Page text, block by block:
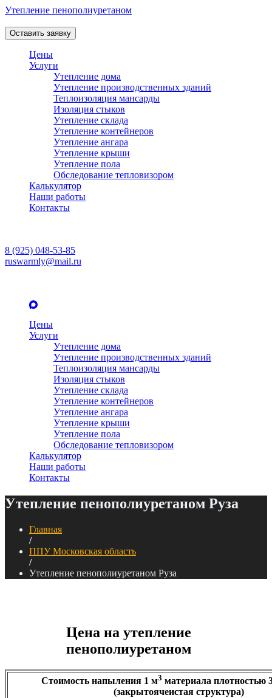
Утепление пенополиуретаном
Оставить заявку
Цены
Услуги
Утепление дома
Утепление производственных зданий
Теплоизоляция мансарды
Изоляция стыков
Утепление склада
Утепление контейнеров
Утепление ангара
Утепление крыши
Утепление пола
Обследование тепловизором
Калькулятор
Наши работы
Контакты
8 (925) 048-53-85
ruswarmly@mail.ru
Цены
Услуги
Утепление дома
Утепление производственных зданий
Теплоизоляция мансарды
Изоляция стыков
Утепление склада
Утепление контейнеров
Утепление ангара
Утепление крыши
Утепление пола
Обследование тепловизором
Калькулятор
Наши работы
Контакты
Утепление пенополиуретаном Руза
Главная
/
ППУ Московская область
/
Утепление пенополиуретаном Руза
Цена на утепление
пенополиуретаном
Стоимость напыления 1 м3 материала плотностью
(закрытоячеистая структура)